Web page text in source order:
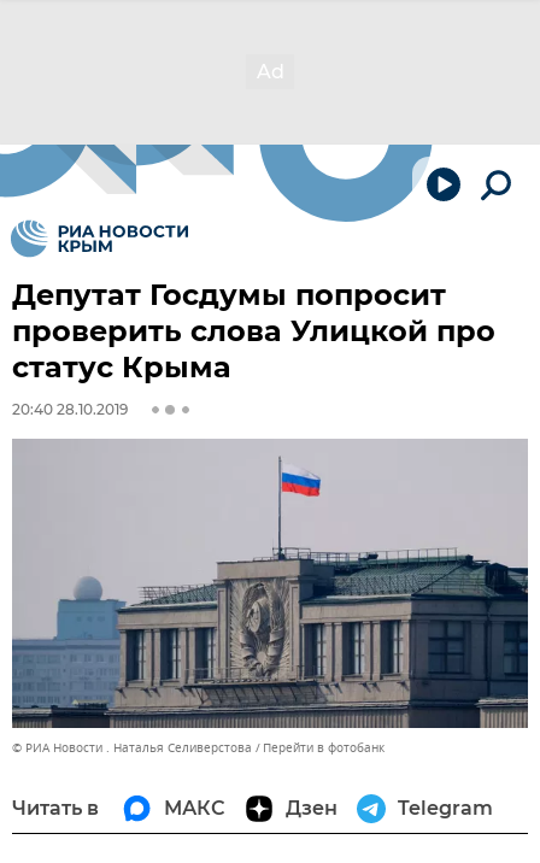
Депутат Госдумы попросит
проверить слова Улицкой про
статус Крыма
20:40 28.10.2019
© РИА Новости . Наталья Селиверстова Перейти в фотобанк
Читать в МАКС Дзен Telegram